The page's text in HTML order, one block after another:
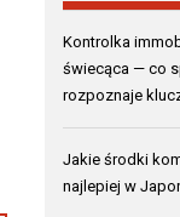
Kontrolka
świecąca — co
rozpoznaje
Jakie środki
najlepiej w